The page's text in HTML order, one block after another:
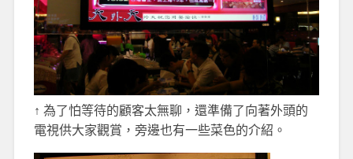
↑ 為了怕等待的顧客太無聊，還準備了向著外頭的
電視供大家觀賞，旁邊也有一些菜色的介紹。